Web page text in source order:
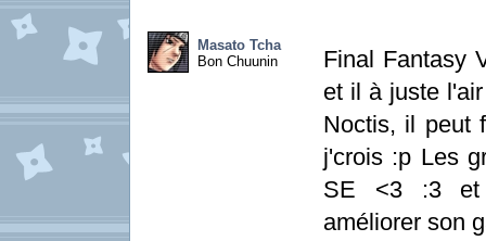
Masato Tcha
Bon Chuunin
Final Fantasy
et il à juste
Noctis, il peut
j'crois :p Les
SE <3 :3 et
améliorer son